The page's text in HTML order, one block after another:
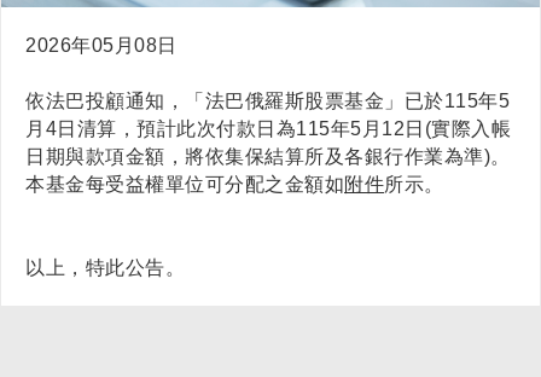
2026年05月08日
依法巴投顧通知，「法巴俄羅斯股票基金」已於115年5
月4日清算，預計此次付款日為115年5月12日(實際入帳
日期與款項金額，將依集保結算所及各銀行作業為準)。
本基金每受益權單位可分配之金額如附件所示。
以上，特此公告。